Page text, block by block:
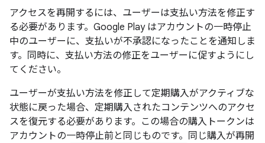
アクセスを再開するには、ユーザーは支払い方法を修正す
る必要があります。Google Play はアカウントの一時停止
中のユーザーに、支払いが不承認になったことを通知しま
す。同時に、支払い方法の修正をユーザーに促すようにし
てください。
ユーザーが支払い方法を修正して定期購入がアクティブな
状態に戻った場合、定期購入されたコンテンツへのアクセ
スを復元する必要があります。この場合の購入トークンは
アカウントの一時停止前と同じものです。同じ購入が再開